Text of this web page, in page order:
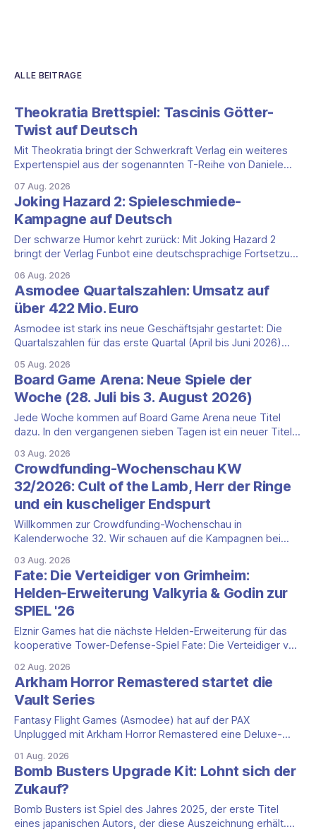
ALLE BEITRÄGE
Theokratia Brettspiel: Tascinis Götter-
Twist auf Deutsch
Mit Theokratia bringt der Schwerkraft Verlag ein weiteres
Expertenspiel aus der sogenannten T-Reihe von Daniele
Tekhenu und Tzolk'in gehören. Der Aufhänger ist ein
ungewöhnlicher Perspektivwechsel: Sie steuern nicht die
eigene Zivilisation, sondern eine hochentwickelte
außerirdische Gottheit, die vier
07 Aug. 2026
Joking Hazard 2: Spieleschmiede-
Kampagne auf Deutsch
Der schwarze Humor kehrt zurück: Mit Joking Hazard 2
bringt der Verlag Funbot eine deutschsprachige Fortsetzung
Happiness (Explosm) auf die Spieleschmiede. Wir ordnen
ein, was die Kampagne unter dem Motto „Die fiesen
Comics sind zurück!" bietet und wo sie schweigt.
06 Aug. 2026
Asmodee Quartalszahlen: Umsatz auf
über 422 Mio. Euro
Asmodee ist stark ins neue Geschäftsjahr gestartet: Die
Quartalszahlen für das erste Quartal (April bis Juni 2026)
Prozent auf 422,1 Millionen Euro. Getragen wird das
Wachstum weiter von den Sammelkartenspielen, doch
erstmals seit Monaten zeigt auch das klassische
Brettspielgeschäft wieder
05 Aug. 2026
Board Game Arena: Neue Spiele der
Woche (28. Juli bis 3. August 2026)
Jede Woche kommen auf Board Game Arena neue Titel
dazu. In den vergangenen sieben Tagen ist ein neuer Titel
bekanntesten kooperativen Zombiespiele. Wir stellen dir
den Neuzugang mit seinen Eckdaten vor. Zombicide: 2nd
Edition: kooperatives Überleben gegen Zombiehorden Mit
Zombicide: 2nd
03 Aug. 2026
Crowdfunding-Wochenschau KW
32/2026: Cult of the Lamb, Herr der Ringe
und ein kuscheliger Endspurt
Willkommen zur Crowdfunding-Wochenschau in
Kalenderwoche 32. Wir schauen auf die Kampagnen bei
gestartet sind, kurz vor dem Ende stehen oder aus anderen
Gründen einen Blick wert sind. Diese Woche dominieren
zwei Marken mit Millionenbeträgen, dazu kommt ein
03 Aug. 2026
Fate: Die Verteidiger von Grimheim:
Helden-Erweiterung Valkyria & Godin zur
SPIEL '26
Elznir Games hat die nächste Helden-Erweiterung für das
kooperative Tower-Defense-Spiel Fate: Die Verteidiger von
Helden ins Spiel. Die ersten Exemplare gibt es zur SPIEL '26
in Essen, in den Handel kommt die Erweiterung laut Verlag
voraussichtlich Mitte bis
02 Aug. 2026
Arkham Horror Remastered startet die
Vault Series
Fantasy Flight Games (Asmodee) hat auf der PAX
Unplugged mit Arkham Horror Remastered eine Deluxe-
angekündigt und macht den Titel zum Auftakt einer neuen
Reihe. Der Haken für alle, die jetzt zum Portemonnaie
greifen wollen: Es gibt bislang nur eine Prelaunch-Seite auf
Gamefound, auf
01 Aug. 2026
Bomb Busters Upgrade Kit: Lohnt sich der
Zukauf?
Bomb Busters ist Spiel des Jahres 2025, der erste Titel
eines japanischen Autors, der diese Auszeichnung erhält.